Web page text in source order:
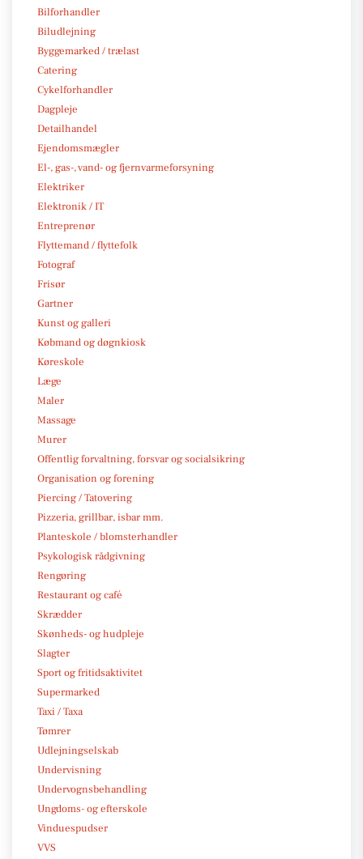
Bilforhandler
Biludlejning
Byggemarked / trælast
Catering
Cykelforhandler
Dagpleje
Detailhandel
Ejendomsmægler
El-, gas-, vand- og fjernvarmeforsyning
Elektriker
Elektronik / IT
Entreprenør
Flyttemand / flyttefolk
Fotograf
Frisør
Gartner
Kunst og galleri
Købmand og døgnkiosk
Køreskole
Læge
Maler
Massage
Murer
Offentlig forvaltning, forsvar og socialsikring
Organisation og forening
Piercing / Tatovering
Pizzeria, grillbar, isbar mm.
Planteskole / blomsterhandler
Psykologisk rådgivning
Rengøring
Restaurant og café
Skrædder
Skønheds- og hudpleje
Slagter
Sport og fritidsaktivitet
Supermarked
Taxi / Taxa
Tømrer
Udlejningselskab
Undervisning
Undervognsbehandling
Ungdoms- og efterskole
Vinduespudser
VVS